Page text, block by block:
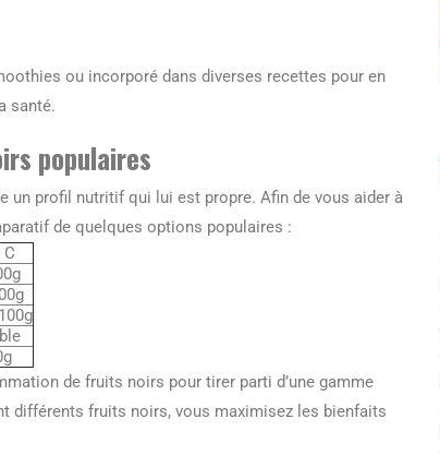
ou incorporé dans diverses recettes pour en
santé.
populaires
un profil nutritif qui lui est propre. Afin de vous aider à
de quelques options populaires :
de fruits noirs pour tirer parti d’une gamme
différents fruits noirs, vous maximisez les bienfaits